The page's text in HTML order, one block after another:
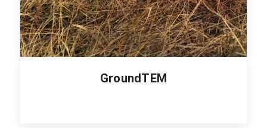
GroundTEM